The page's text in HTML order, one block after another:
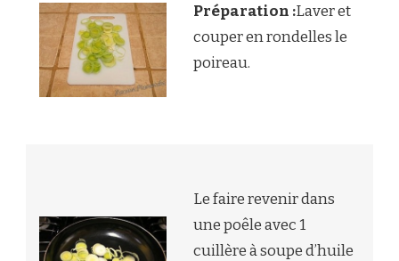
Préparation :Laver et
couper en rondelles le
poireau.
Le faire revenir dans
une poêle avec 1
cuillère à soupe d’huile